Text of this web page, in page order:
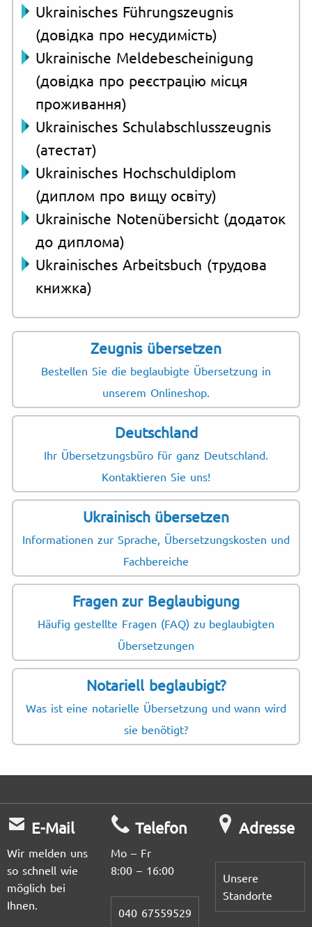
Ukrainisches Führungszeugnis
(довідка про несудимість)
Ukrainische Meldebescheinigung
(довідка про реєстрацію місця
проживання)
Ukrainisches Schulabschlusszeugnis
(атестат)
Ukrainisches Hochschuldiplom
(диплом про вищу освіту)
Ukrainische Notenübersicht (додаток
до диплома)
Ukrainisches Arbeitsbuch (трудова
книжка)
Zeugnis übersetzen
Bestellen Sie die beglaubigte Übersetzung in
unserem Onlineshop.
Deutschland
Ihr Übersetzungsbüro für ganz Deutschland.
Kontaktieren Sie uns!
Ukrainisch übersetzen
Informationen zur Sprache, Übersetzungskosten und
Fachbereiche
Fragen zur Beglaubigung
Häufig gestellte Fragen (FAQ) zu beglaubigten
Übersetzungen
Notariell beglaubigt?
Was ist eine notarielle Übersetzung und wann wird
sie benötigt?
E-Mail
Wir melden uns
so schnell wie
möglich bei
Ihnen.
Telefon
Mo – Fr
8:00 – 16:00
040 67559529
Adresse
Unsere
Standorte